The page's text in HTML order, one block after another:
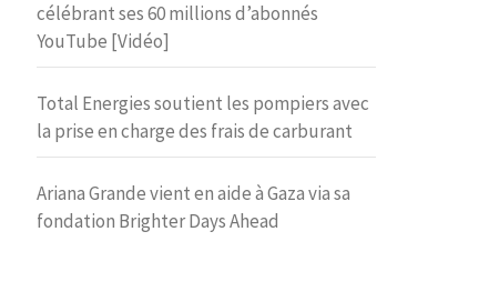
célébrant ses 60 millions d’abonnés
YouTube [Vidéo]
Total Energies soutient les pompiers avec
la prise en charge des frais de carburant
Ariana Grande vient en aide à Gaza via sa
fondation Brighter Days Ahead